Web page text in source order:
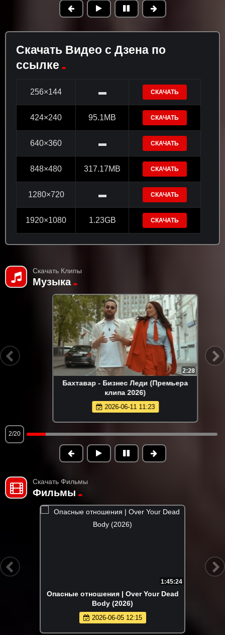
Скачать Видео с Дзена по
ссылке
256×144 ▬ СКАЧАТЬ
424×240 95.1MB СКАЧАТЬ
640×360 ▬ СКАЧАТЬ
848×480 317.17MB СКАЧАТЬ
1280×720 ▬ СКАЧАТЬ
1920×1080 1.23GB СКАЧАТЬ
Скачать Клипы
Музыка
2:28
Бахтавар - Бизнес Леди (Премьера
клипа 2026)
2026-06-11 11:23
2/20
Скачать Фильмы
Фильмы
1:45:24
Опасные отношения | Over Your Dead
Body (2026)
2026-06-05 12:15